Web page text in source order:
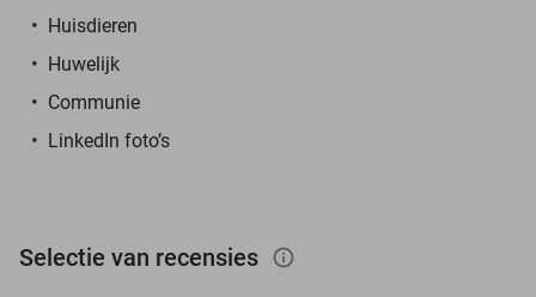
Huisdieren
Huwelijk
Communie
LinkedIn foto’s
Selectie van recensies info_outlined